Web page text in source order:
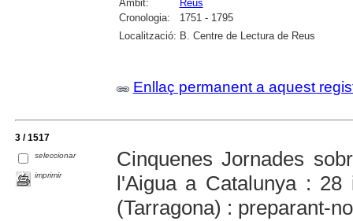
Àmbit:
Reus
Cronologia:
1751 - 1795
Localització: B. Centre de Lectura de Reus
Enllaç permanent a aquest
3 / 1517
seleccionar
imprimir
Cinquenes Jornades
l'Aigua a Catalunya :
(Tarragona) : preparant-